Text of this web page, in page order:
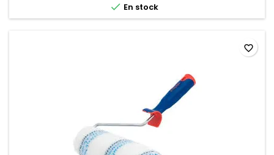
 En stock
favorite_border